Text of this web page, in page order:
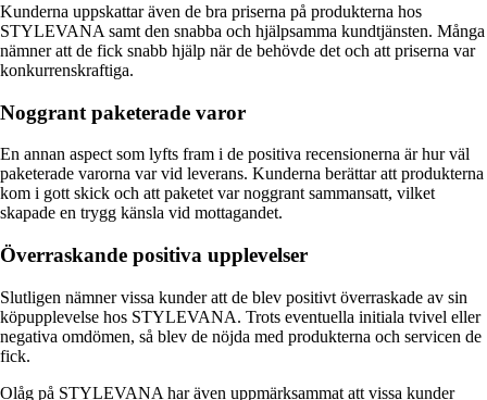
Kunderna uppskattar även de bra priserna på produkterna hos
STYLEVANA samt den snabba och hjälpsamma kundtjänsten. Många
nämner att de fick snabb hjälp när de behövde det och att priserna var
konkurrenskraftiga.
Noggrant paketerade varor
En annan aspect som lyfts fram i de positiva recensionerna är hur väl
paketerade varorna var vid leverans. Kunderna berättar att produkterna
kom i gott skick och att paketet var noggrant sammansatt, vilket
skapade en trygg känsla vid mottagandet.
Överraskande positiva upplevelser
Slutligen nämner vissa kunder att de blev positivt överraskade av sin
köpupplevelse hos STYLEVANA. Trots eventuella initiala tvivel eller
negativa omdömen, så blev de nöjda med produkterna och servicen de
fick.
Olåg på STYLEVANA har även uppmärksammat att vissa kunder